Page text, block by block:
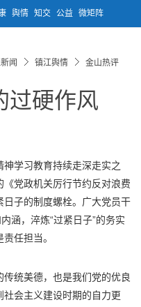
舆情 知交 公益 微矩阵
闻 镇江舆情 金山热评
过硬作风
学习教育持续走深走实之
党政机关厉行节约反对浪费
子的制度螺栓。广大党员干
涵，淬炼“过紧日子”的务实
任担当。
统美德，也是我们党的优良
会主义建设时期的自力更